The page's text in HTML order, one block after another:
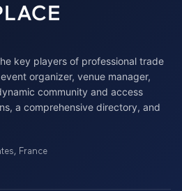
key players of professional trade
organizer, venue manager,
community and access
a comprehensive directory, and
, France